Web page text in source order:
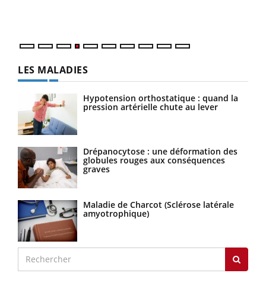
LES MALADIES
Hypotension orthostatique : quand la
pression artérielle chute au lever
Drépanocytose : une déformation des
globules rouges aux conséquences
graves
Maladie de Charcot (Sclérose latérale
amyotrophique)